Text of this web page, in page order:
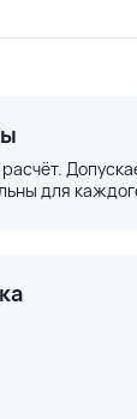
для